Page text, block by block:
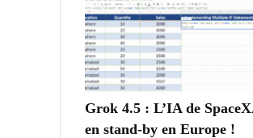
Grok 4.5 : L’IA de
en stand-by en Europe !